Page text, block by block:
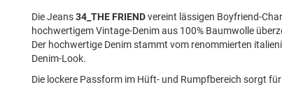
Die Jeans34_THE FRIENDvereint lässigen Boyfriend-
hochwertigem Vintage-Denim aus 100% Baumwolle
Der hochwertige Denim stammt vom renommierten
Denim-Look.
Die lockere Passform im Hüft- und Rumpfbereich sorgt